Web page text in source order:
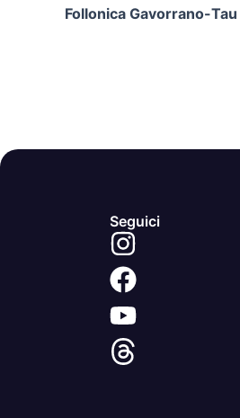
Follonica Gavorrano-
Seguici